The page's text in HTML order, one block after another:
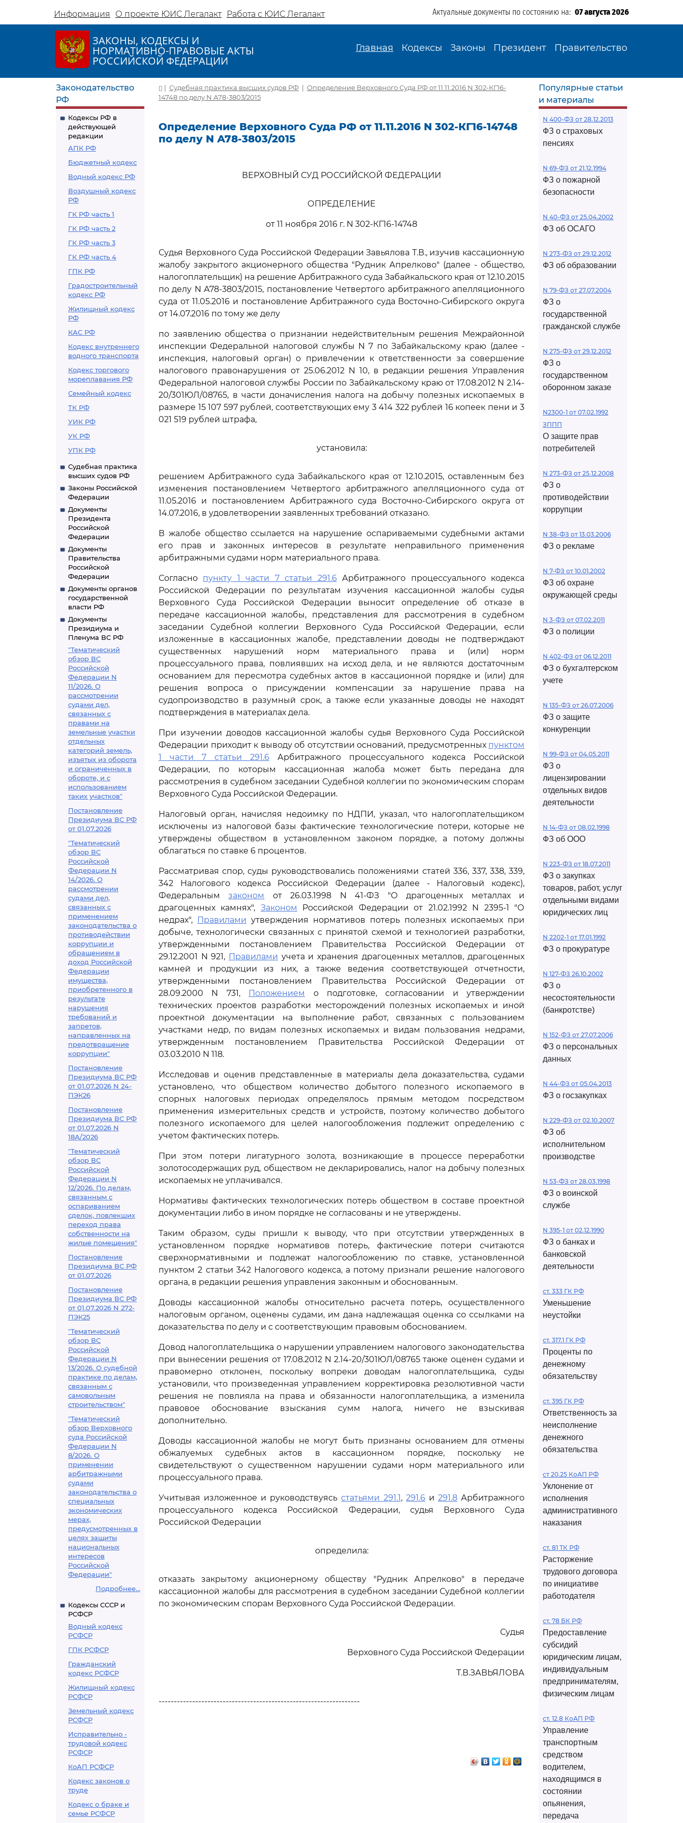
Информация О проекте ЮИС Легалакт Работа с ЮИС Легалакт Актуальные документы по состоянию на: 07 августа 2026
ЗАКОНЫ, КОДЕКСЫ И
НОРМАТИВНО-ПРАВОВЫЕ АКТЫ
РОССИЙСКОЙ ФЕДЕРАЦИИ
Главная Кодексы Законы Президент Правительство
Законодательство
РФ
Кодексы РФ в
действующей
редакции
АПК РФ
Бюджетный кодекс
Водный кодекс РФ
Воздушный кодекс
РФ
ГК РФ часть 1
ГК РФ часть 2
ГК РФ часть 3
ГК РФ часть 4
ГПК РФ
Градостроительный
кодекс РФ
Жилищный кодекс
РФ
КАС РФ
Кодекс внутреннего
водного транспорта
Кодекс торгового
мореплавания РФ
Семейный кодекс
ТК РФ
УИК РФ
УК РФ
УПК РФ
Судебная практика
высших судов РФ
Законы Российской
Федерации
Документы
Президента
Российской
Федерации
Документы
Правительства
Российской
Федерации
Документы органов
государственной
власти РФ
Документы
Президиума и
Пленума ВС РФ
"Тематический
обзор ВС
Российской
Федерации N
11/2026. О
рассмотрении
судами дел,
связанных с
правами на
земельные участки
отдельных
категорий земель,
изъятых из оборота
и ограниченных в
обороте, и с
использованием
таких участков"
Постановление
Президиума ВС РФ
от 01.07.2026
"Тематический
обзор ВС
Российской
Федерации N
14/2026. О
рассмотрении
судами дел,
связанных с
применением
законодательства о
противодействии
коррупции и
обращением в
доход Российской
Федерации
имущества,
приобретенного в
результате
нарушения
требований и
запретов,
направленных на
предотвращение
коррупции"
Постановление
Президиума ВС РФ
от 01.07.2026 N 24-
ПЭК26
Постановление
Президиума ВС РФ
от 01.07.2026 N
18А/2026
"Тематический
обзор ВС
Российской
Федерации N
12/2026. По делам,
связанным с
оспариванием
сделок, повлекших
переход права
собственности на
жилые помещения"
Постановление
Президиума ВС РФ
от 01.07.2026
Постановление
Президиума ВС РФ
от 01.07.2026 N 272-
ПЭК25
"Тематический
обзор ВС
Российской
Федерации N
13/2026. О судебной
практике по делам,
связанным с
самовольным
строительством"
"Тематический
обзор Верховного
суда Российской
Федерации N
8/2026. О
применении
арбитражными
судами
законодательства о
специальных
экономических
мерах,
предусмотренных в
целях защиты
национальных
интересов
Российской
Федерации"
Подробнее...
Кодексы СССР и
РСФСР
Водный кодекс
РСФСР
ГПК РСФСР
Гражданский
кодекс РСФСР
Жилищный кодекс
РСФСР
Земельный кодекс
РСФСР
Исправительно -
трудовой кодекс
РСФСР
КоАП РСФСР
Кодекс законов о
труде
Кодекс о браке и
семье РСФСР
| Судебная практика высших судов РФ | Определение Верховного Суда РФ от 11.11.2016 N 302-КГ16-
14748 по делу N А78-3803/2015
Определение Верховного Суда РФ от 11.11.2016 N 302-КГ16-14748
по делу N А78-3803/2015
ВЕРХОВНЫЙ СУД РОССИЙСКОЙ ФЕДЕРАЦИИ
ОПРЕДЕЛЕНИЕ
от 11 ноября 2016 г. N 302-КГ16-14748
Судья Верховного Суда Российской Федерации Завьялова Т.В., изучив кассационную
жалобу закрытого акционерного общества "Рудник Апрелково" (далее - общество,
налогоплательщик) на решение Арбитражного суда Забайкальского края от 12.10.2015
по делу N А78-3803/2015, постановление Четвертого арбитражного апелляционного
суда от 11.05.2016 и постановление Арбитражного суда Восточно-Сибирского округа
от 14.07.2016 по тому же делу
по заявлению общества о признании недействительным решения Межрайонной
инспекции Федеральной налоговой службы N 7 по Забайкальскому краю (далее -
инспекция, налоговый орган) о привлечении к ответственности за совершение
налогового правонарушения от 25.06.2012 N 10, в редакции решения Управления
Федеральной налоговой службы России по Забайкальскому краю от 17.08.2012 N 2.14-
20/301ЮЛ/08765, в части доначисления налога на добычу полезных ископаемых в
размере 15 107 597 рублей, соответствующих ему 3 414 322 рублей 16 копеек пени и 3
021 519 рублей штрафа,
установила:
решением Арбитражного суда Забайкальского края от 12.10.2015, оставленным без
изменения постановлением Четвертого арбитражного апелляционного суда от
11.05.2016 и постановлением Арбитражного суда Восточно-Сибирского округа от
14.07.2016, в удовлетворении заявленных требований отказано.
В жалобе общество ссылается на нарушение оспариваемыми судебными актами
его прав и законных интересов в результате неправильного применения
арбитражными судами норм материального права.
Согласно пункту 1 части 7 статьи 291.6Арбитражного процессуального кодекса
Российской Федерации по результатам изучения кассационной жалобы судья
Верховного Суда Российской Федерации выносит определение об отказе в
передаче кассационной жалобы, представления для рассмотрения в судебном
заседании Судебной коллегии Верховного Суда Российской Федерации, если
изложенные в кассационных жалобе, представлении доводы не подтверждают
существенных нарушений норм материального права и (или) норм
процессуального права, повлиявших на исход дела, и не являются достаточным
основанием для пересмотра судебных актов в кассационной порядке и (или) для
решения вопроса о присуждении компенсации за нарушение права на
судопроизводство в разумный срок, а также если указанные доводы не находят
подтверждения в материалах дела.
При изучении доводов кассационной жалобы судья Верховного Суда Российской
Федерации приходит к выводу об отсутствии оснований, предусмотренных пунктом
1 части 7 статьи 291.6 Арбитражного процессуального кодекса Российской
Федерации, по которым кассационная жалоба может быть передана для
рассмотрения в судебном заседании Судебной коллегии по экономическим спорам
Верховного Суда Российской Федерации.
Налоговый орган, начисляя недоимку по НДПИ, указал, что налогоплательщиком
исключены из налоговой базы фактические технологические потери, которые не
утверждены обществом в установленном законом порядке, а потому должны
облагаться по ставке 6 процентов.
Рассматривая спор, суды руководствовались положениями статей 336, 337, 338, 339,
342 Налогового кодекса Российской Федерации (далее - Налоговый кодекс),
Федеральнымзаконом
от 26.03.1998 N 41-ФЗ "О драгоценных металлах и
драгоценных камнях", Законом Российской Федерации от 21.02.1992 N 2395-1 "О
недрах", Правилами утверждения нормативов потерь полезных ископаемых при
добыче, технологически связанных с принятой схемой и технологией разработки,
утвержденными постановлением Правительства Российской Федерации от
29.12.2001 N 921, Правилами учета и хранения драгоценных металлов, драгоценных
камней и продукции из них, а также ведения соответствующей отчетности,
утвержденными постановлением Правительства Российской Федерации от
28.09.2000 N 731, Положением
о подготовке, согласовании и утверждении
технических проектов разработки месторождений полезных ископаемых и иной
проектной документации на выполнение работ, связанных с пользованием
участками недр, по видам полезных ископаемых и видам пользования недрами,
утвержденным постановлением Правительства Российской Федерации от
03.03.2010 N 118.
Исследовав и оценив представленные в материалы дела доказательства, судами
установлено, что обществом количество добытого полезного ископаемого в
спорных налоговых периодах определялось прямым методом посредством
применения измерительных средств и устройств, поэтому количество добытого
полезного ископаемого для целей налогообложения подлежит определению с
учетом фактических потерь.
При этом потери лигатурного золота, возникающие в процессе переработки
золотосодержащих руд, обществом не декларировались, налог на добычу полезных
ископаемых не уплачивался.
Нормативы фактических технологических потерь обществом в составе проектной
документации либо в ином порядке не согласованы и не утверждены.
Таким образом, суды пришли к выводу, что при отсутствии утвержденных в
установленном порядке нормативов потерь, фактические потери считаются
сверхнормативными и подлежат налогообложению по ставке, установленной
пунктом 2 статьи 342 Налогового кодекса, а потому признали решение налогового
органа, в редакции решения управления законным и обоснованным.
Доводы кассационной жалобы относительно расчета потерь, осуществленного
налоговым органом, оценены судами, им дана надлежащая оценка со ссылками на
доказательства по делу и с соответствующим правовым обоснованием.
Довод налогоплательщика о нарушении управлением налогового законодательства
при вынесении решения от 17.08.2012 N 2.14-20/301ЮЛ/08765 также оценен судами и
правомерно отклонен, поскольку вопреки доводам налогоплательщика, суды
установили, что произведенная управлением корректировка резолютивной части
решения не повлияла на права и обязанности налогоплательщика, а изменила
правовое обоснование взыскания сумм налога, ничего не взыскивая
дополнительно.
Доводы кассационной жалобы не могут быть признаны основанием для отмены
обжалуемых судебных актов в кассационном порядке, поскольку не
свидетельствуют о существенном нарушении судами норм материального или
процессуального права.
Учитывая изложенное и руководствуясьстатьями 291.1, 291.6и 291.8Арбитражного
процессуального кодекса Российской Федерации, судья Верховного Суда
Российской Федерации
определила:
отказать закрытому акционерному обществу "Рудник Апрелково" в передаче
кассационной жалобы для рассмотрения в судебном заседании Судебной коллегии
по экономическим спорам Верховного Суда Российской Федерации.
Судья
Верховного Суда Российской Федерации
Т.В.ЗАВЬЯЛОВА
------------------------------------------------------------------
Популярные статьи
и материалы
N 400-ФЗ от 28.12.2013
ФЗ о страховых
пенсиях
N 69-ФЗ от 21.12.1994
ФЗ о пожарной
безопасности
N 40-ФЗ от 25.04.2002
ФЗ об ОСАГО
N 273-ФЗ от 29.12.2012
ФЗ об образовании
N 79-ФЗ от 27.07.2004
ФЗ о
государственной
гражданской службе
N 275-ФЗ от 29.12.2012
ФЗ о
государственном
оборонном заказе
N2300-1 от 07.02.1992
ЗППП
О защите прав
потребителей
N 273-ФЗ от 25.12.2008
ФЗ о
противодействии
коррупции
N 38-ФЗ от 13.03.2006
ФЗ о рекламе
N 7-ФЗ от 10.01.2002
ФЗ об охране
окружающей среды
N 3-ФЗ от 07.02.2011
ФЗ о полиции
N 402-ФЗ от 06.12.2011
ФЗ о бухгалтерском
учете
N 135-ФЗ от 26.07.2006
ФЗ о защите
конкуренции
N 99-ФЗ от 04.05.2011
ФЗ о
лицензировании
отдельных видов
деятельности
N 14-ФЗ от 08.02.1998
ФЗ об ООО
N 223-ФЗ от 18.07.2011
ФЗ о закупках
товаров, работ, услуг
отдельными видами
юридических лиц
N 2202-1 от 17.01.1992
ФЗ о прокуратуре
N 127-ФЗ 26.10.2002
ФЗ о
несостоятельности
(банкротстве)
N 152-ФЗ от 27.07.2006
ФЗ о персональных
данных
N 44-ФЗ от 05.04.2013
ФЗ о госзакупках
N 229-ФЗ от 02.10.2007
ФЗ об
исполнительном
производстве
N 53-ФЗ от 28.03.1998
ФЗ о воинской
службе
N 395-1 от 02.12.1990
ФЗ о банках и
банковской
деятельности
ст. 333 ГК РФ
Уменьшение
неустойки
ст. 317.1 ГК РФ
Проценты по
денежному
обязательству
ст. 395 ГК РФ
Ответственность за
неисполнение
денежного
обязательства
ст 20.25 КоАП РФ
Уклонение от
исполнения
административного
наказания
ст. 81 ТК РФ
Расторжение
трудового договора
по инициативе
работодателя
ст. 78 БК РФ
Предоставление
субсидий
юридическим лицам,
индивидуальным
предпринимателям,
физическим лицам
ст. 12.8 КоАП РФ
Управление
транспортным
средством
водителем,
находящимся в
состоянии
опьянения,
передача